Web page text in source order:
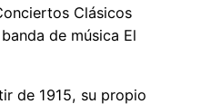
Clásicos
de música El
de 1915, su propio